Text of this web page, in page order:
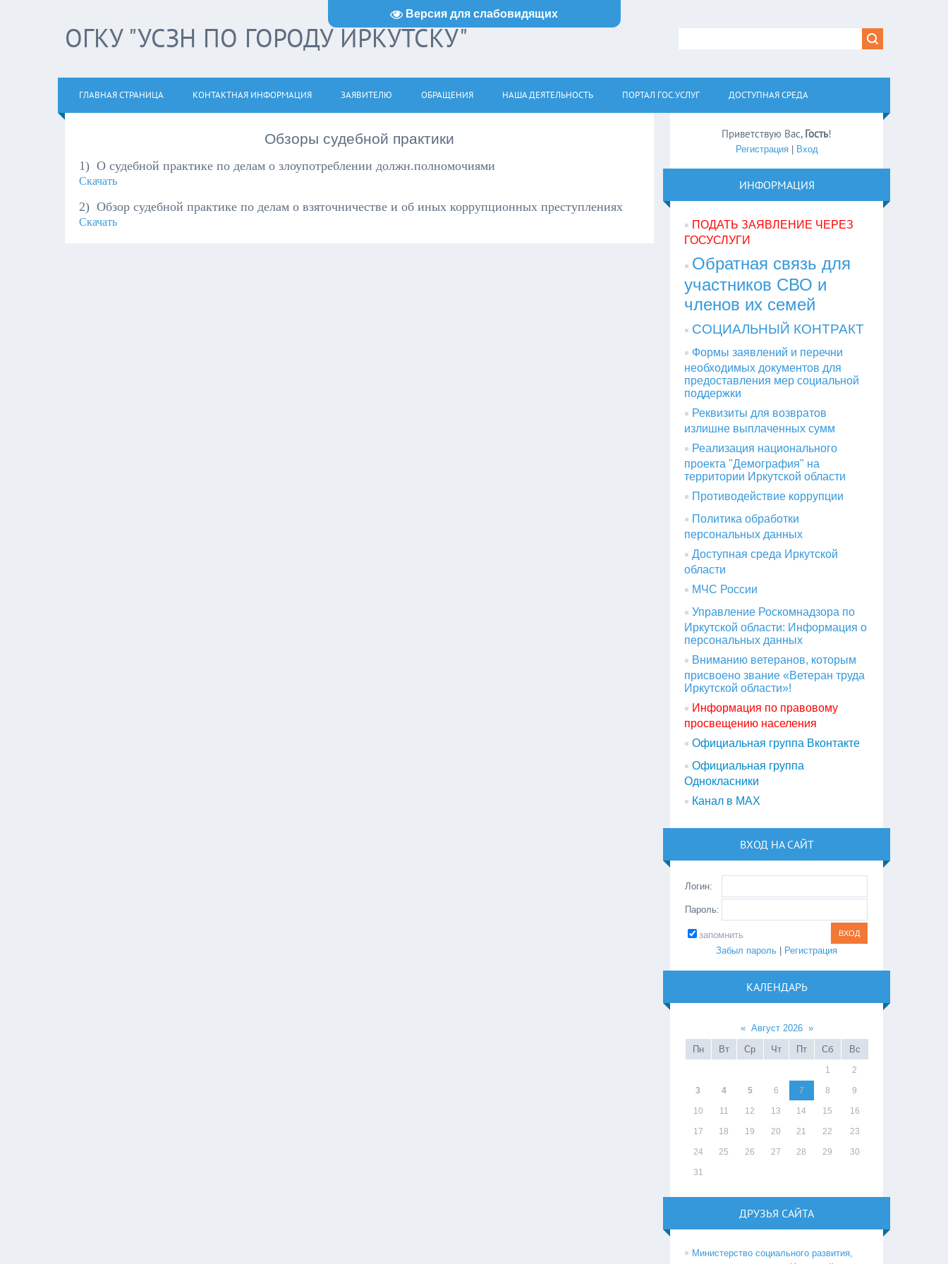
Версия для слабовидящих
ОГКУ "УСЗН ПО ГОРОДУ ИРКУТСКУ"
ГЛАВНАЯ СТРАНИЦА КОНТАКТНАЯ ИНФОРМАЦИЯ ЗАЯВИТЕЛЮ ОБРАЩЕНИЯ НАША ДЕЯТЕЛЬНОСТЬ ПОРТАЛ ГОС.УСЛУГ ДОСТУПНАЯ СРЕДА
Обзоры судебной практики
1) О судебной практике по делам о злоупотреблении должн.полномочиями
Скачать
2) Обзор судебной практике по делам о взяточничестве и об иных коррупционных преступлениях
Скачать
Приветствую Вас, Гость!
Регистрация| Вход
ИНФОРМАЦИЯ
ПОДАТЬ ЗАЯВЛЕНИЕ ЧЕРЕЗ
ГОСУСЛУГИ
Обратная связь для
участников СВО и
членов их семей
СОЦИАЛЬНЫЙ КОНТРАКТ
Формы заявлений и перечни
необходимых документов для
предоставления мер социальной
поддержки
Реквизиты для возвратов
излишне выплаченных сумм
Реализация национального
проекта "Демография" на
территории Иркутской области
Противодействие коррупции
Политика обработки
персональных данных
Доступная среда Иркутской
области
МЧС России
Управление Роскомнадзора по
Иркутской области: Информация о
персональных данных
Вниманию ветеранов, которым
присвоено звание «Ветеран труда
Иркутской области»!
Информация по правовому
просвещению населения
Официальная группа Вконтакте
Официальная группа
Однокласники
Канал в МАХ
ВХОД НА САЙТ
Логин:
Пароль:
запомнить
Забыл пароль| Регистрация
КАЛЕНДАРЬ
« Август 2026 »
Пн
Вт Ср Чт Пт Сб Вс
1 2
3 4 5 6 7 8 9
10 11 12 13 14 15 16
17 18 19 20 21 22 23
24 25 26 27 28 29 30
31
ДРУЗЬЯ САЙТА
Министерство социального развития,